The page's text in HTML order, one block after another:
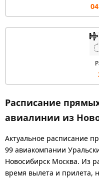
Расписание
авиалинии из
Актуальное расписание
99 авиакомпании
Новосибирск Москва. Из
время вылета и прилета,